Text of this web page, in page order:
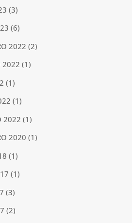
(3)
(6)
2022 (2)
2022 (1)
(1)
(1)
2022 (1)
2020 (1)
(1)
(1)
(3)
(2)